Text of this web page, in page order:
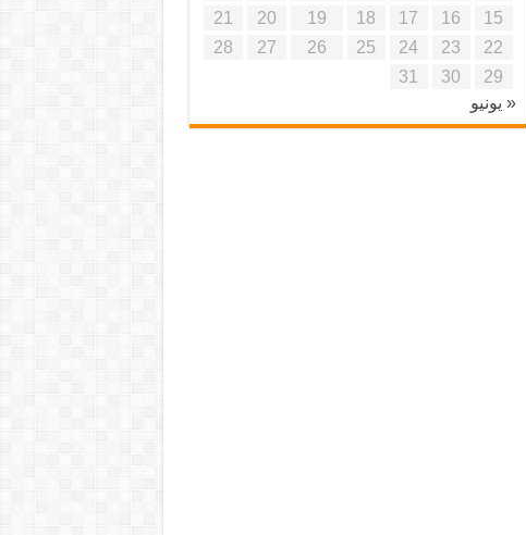
15
16
17
18
19
20
21
22
23
24
25
26
27
28
29
30
31
« يونيو